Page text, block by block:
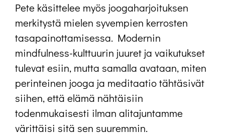
Pete käsittelee myös joogaharjoituksen
merkitystä mielen syvempien kerrosten
tasapainottamisessa. Modernin
mindfulness-kulttuurin juuret ja vaikutukset
tulevat esiin, mutta samalla avataan, miten
perinteinen jooga ja meditaatio tähtäsivät
siihen, että elämä nähtäisiin
todenmukaisesti ilman alitajuntamme
värittäisi sitä sen suuremmin.